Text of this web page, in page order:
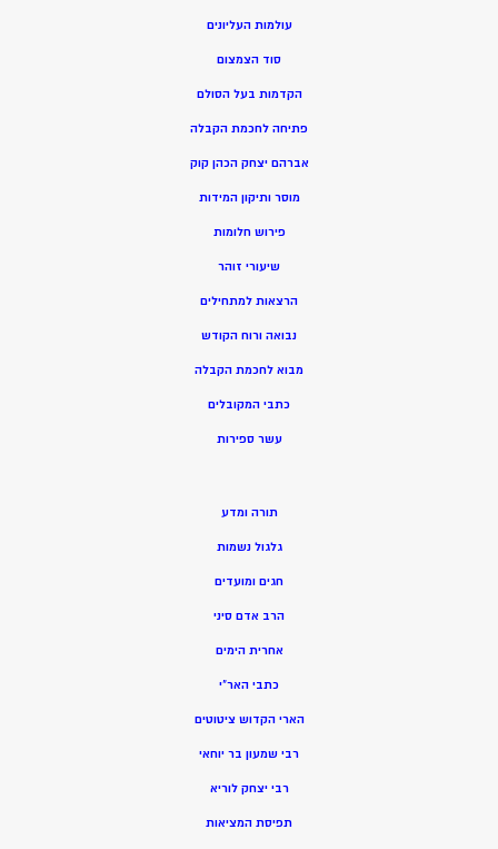
עולמות העליונים
סוד הצמצום
הקדמות בעל הסולם
פתיחה לחכמת הקבלה
אברהם יצחק הכהן קוק
מוסר ותיקון המידות
פירוש חלומות
שיעורי זוהר
הרצאות למתחילים
נבואה ורוח הקודש
מבוא לחכמת הקבלה
כתבי המקובלים
עשר ספירות
תורה ומדע
גלגול נשמות
חגים ומועדים
הרב אדם סיני
אחרית הימים
כתבי האר”י
הארי הקדוש ציטוטים
רבי שמעון בר יוחאי
רבי יצחק לוריא
תפיסת המציאות